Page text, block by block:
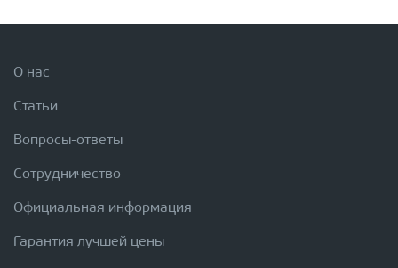
О нас
Статьи
Вопросы-ответы
Сотрудничество
Официальная информация
Гарантия лучшей цены